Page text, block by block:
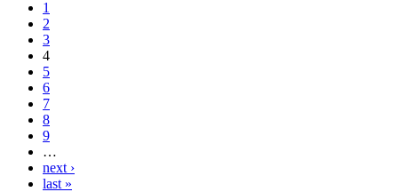
1
2
3
4
5
6
7
8
9
…
next ›
last »